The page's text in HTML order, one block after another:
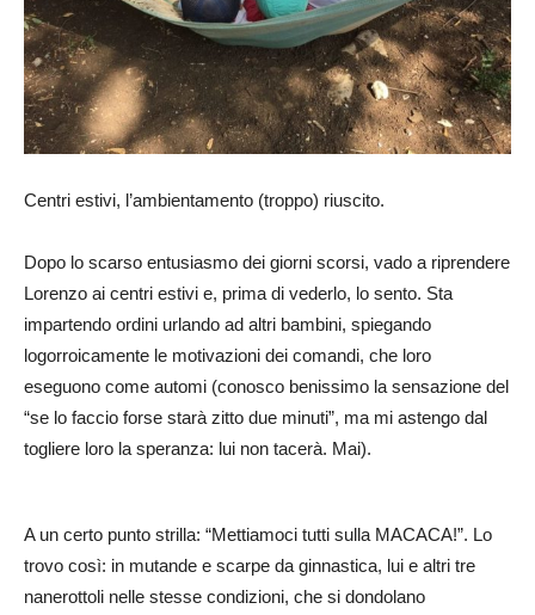
Centri estivi, l’ambientamento (troppo) riuscito.
Dopo lo scarso entusiasmo dei giorni scorsi, vado a riprendere
Lorenzo ai centri estivi e, prima di vederlo, lo sento. Sta
impartendo ordini urlando ad altri bambini, spiegando
logorroicamente le motivazioni dei comandi, che loro
eseguono come automi (conosco benissimo la sensazione del
“se lo faccio forse starà zitto due minuti”, ma mi astengo dal
togliere loro la speranza: lui non tacerà. Mai).
A un certo punto strilla: “Mettiamoci tutti sulla MACACA!”. Lo
trovo così: in mutande e scarpe da ginnastica, lui e altri tre
nanerottoli nelle stesse condizioni, che si dondolano